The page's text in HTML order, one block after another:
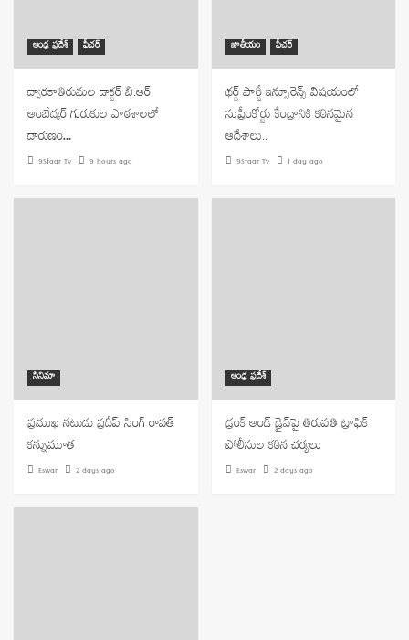
ఆంధ్ర ప్రదేశ్ ఫీచర్
ద్వారకాతిరుమల డాక్టర్ బి.ఆర్
అంబేద్కర్ గురుకుల పాఠశాలలో
దారుణం…
9Staar Tv 9 hours ago
జాతీయం ఫీచర్
థర్డ్ పార్టీ ఇన్సూరెన్స్ విషయంలో
సుప్రీంకోర్టు కేంద్రానికి కఠినమైన
ఆదేశాలు..
9Staar Tv 1 day ago
సినిమా
ప్రముఖ నటుడు ప్రదీప్ సింగ్ రావత్
కన్నుమూత
Eswar 2 days ago
ఆంధ్ర ప్రదేశ్
డ్రంక్ అండ్ డ్రైవ్‌పై తిరుపతి ట్రాఫిక్
పోలీసుల కఠిన చర్యలు
Eswar 2 days ago